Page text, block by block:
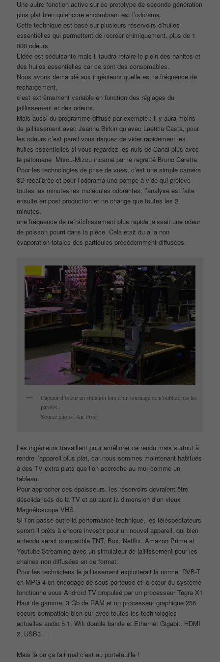
Une autre fonction active sur ce prototype de seconde génération
plus plat bien qu’encore encombrant est l’odorama.
Cette technique est basé sur plusieurs réservoirs d’huiles
essentielles qui permettent de recréer chimiquement, plus de 1
000 odeurs.
L’idée est séduisante mais il faudra refaire le plein des nanites et
des huiles essentielles car ce sont des consomables.
Nous avons demandé aux ingénieurs quelle est la fréquence de
rechargement,
c’est extrêmement variable en fonction des réglages du
jaillissement et des odeurs.
Mais aussi du programme diffusé par exemple : il y aura moins
de jaillissement avec Jeanne Birkin qu’avec Laetitia Casta, pour
les odeurs c’est pareil vous risquez de vider rapidement les
huiles essentielles si vous regardez les nuls de Canal plus avec
le pétomane Misou-Mizou incarné par le regretté Bruno Carette.
Pour les technologies de prise de vues, c’est une simple caméra
3D recalibrée et pour l’odorama une pompe à vide qui prélève
toutes les minutes les molécules odorantes, l’analyse est faite
ensuite en post production et ne change que toutes les 2
minutes,
une fréquence de rafraîchissement plus rapide laissait une odeur
de poisson pourri dans la pièce. Cela était du a la non
évaporation totales des particules précédemment diffusées.
Capteur d’odeur en situation lors d’un tournage de n’oubliez pas les
paroles .
Source photo : Air Prod
Les ingénieurs travaillent pour améliorer ce rendu mais surtout à
rendre l’appareil plus plat, car nous sommes maintenant habitués
à des TV extra plats que l’on accroche au mur comme un
tableau.
Pour approcher ces épaisseurs, les réservoirs devraient être
désolidarisés de la TV et auraient la dimension d’un vieux
Magnétoscope VHS.
Si l’on passe outre la performance technique, les téléspectateurs
seront-il prêts à encore investir pour un nouvel appareil, qui bien
entendu serait compatible TNT, Box, Netflix, Amazon Prime et
Youtube Streaming avec un simulateur de jaillissement pour les
chaines non diffusées en ce format.
Pour les techniciens le jaillissement exploiterait la norme DVB-T
en MPG-4 en encodage de sous porteuse et le cœur du système
fonctionne sous Androïd TV propulsé par un processeur Tegra X1
Haut de gamme, 3 Gb de RAM et un processeur graphique 256
coeurs compatible bien sur avec toutes les technologies
actuelles audio 5.1, Wifi double bande et Ethernet Gigabit, HDMI
2, USB3 …
Mais là ou ça fait mal c’est au portefeuille !